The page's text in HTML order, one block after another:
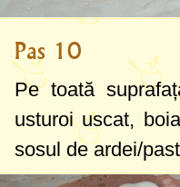
Pas 10
Pe toată
usturoi uscat,
sosul de ardei/